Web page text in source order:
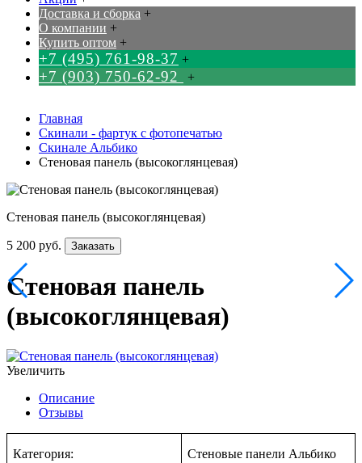
Доставка и сборка +
О компании +
Купить оптом +
+7 (495) 761-98-37 +
+7 (903) 750-62-92 +
Главная
Скинали - фартук с фотопечатью
Скинале Альбико
Стеновая панель (высокоглянцевая)
Стеновая панель (высокоглянцевая)
5 200 руб. Заказать
Стеновая панель
(высокоглянцевая)
Увеличить
Описание
Отзывы
Категория: Стеновые панели Альбико